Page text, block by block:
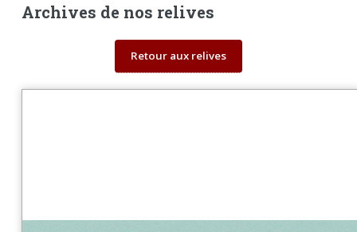
Archives de nos relives
Retour aux relives